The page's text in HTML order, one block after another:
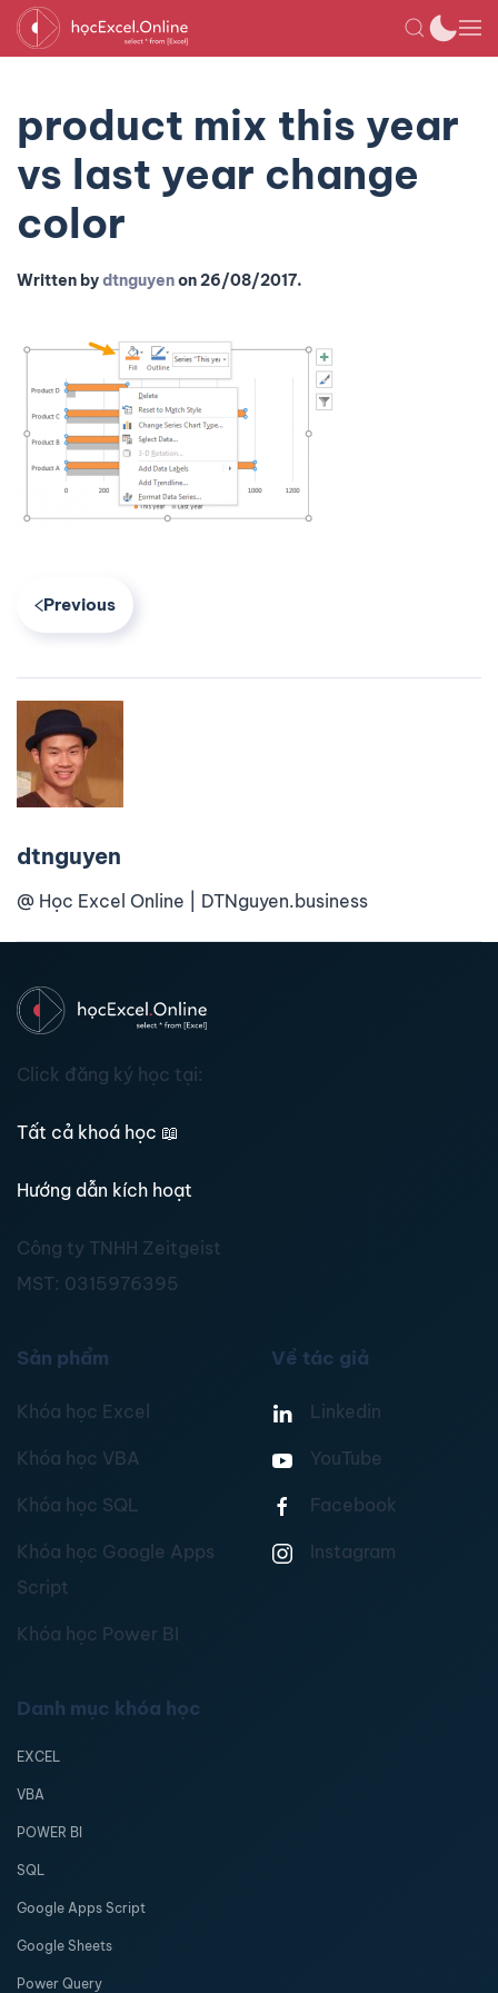
product mix this year
vs last year change
color
Written bydtnguyenon26/08/2017.
Previous
dtnguyen
@ Học Excel Online | DTNguyen.business
Click đăng ký học tại:
Tất cả khoá học 📖
Hướng dẫn kích hoạt
Công ty TNHH Zeitgeist
MST: 0315976395
Sản phẩm
Khóa học Excel
Khóa học VBA
Khóa học SQL
Khóa học Google Apps
Script
Khóa học Power BI
Về tác giả
Linkedin
YouTube
Facebook
Instagram
Danh mục khóa học
EXCEL
VBA
POWER BI
SQL
Google Apps Script
Google Sheets
Power Query